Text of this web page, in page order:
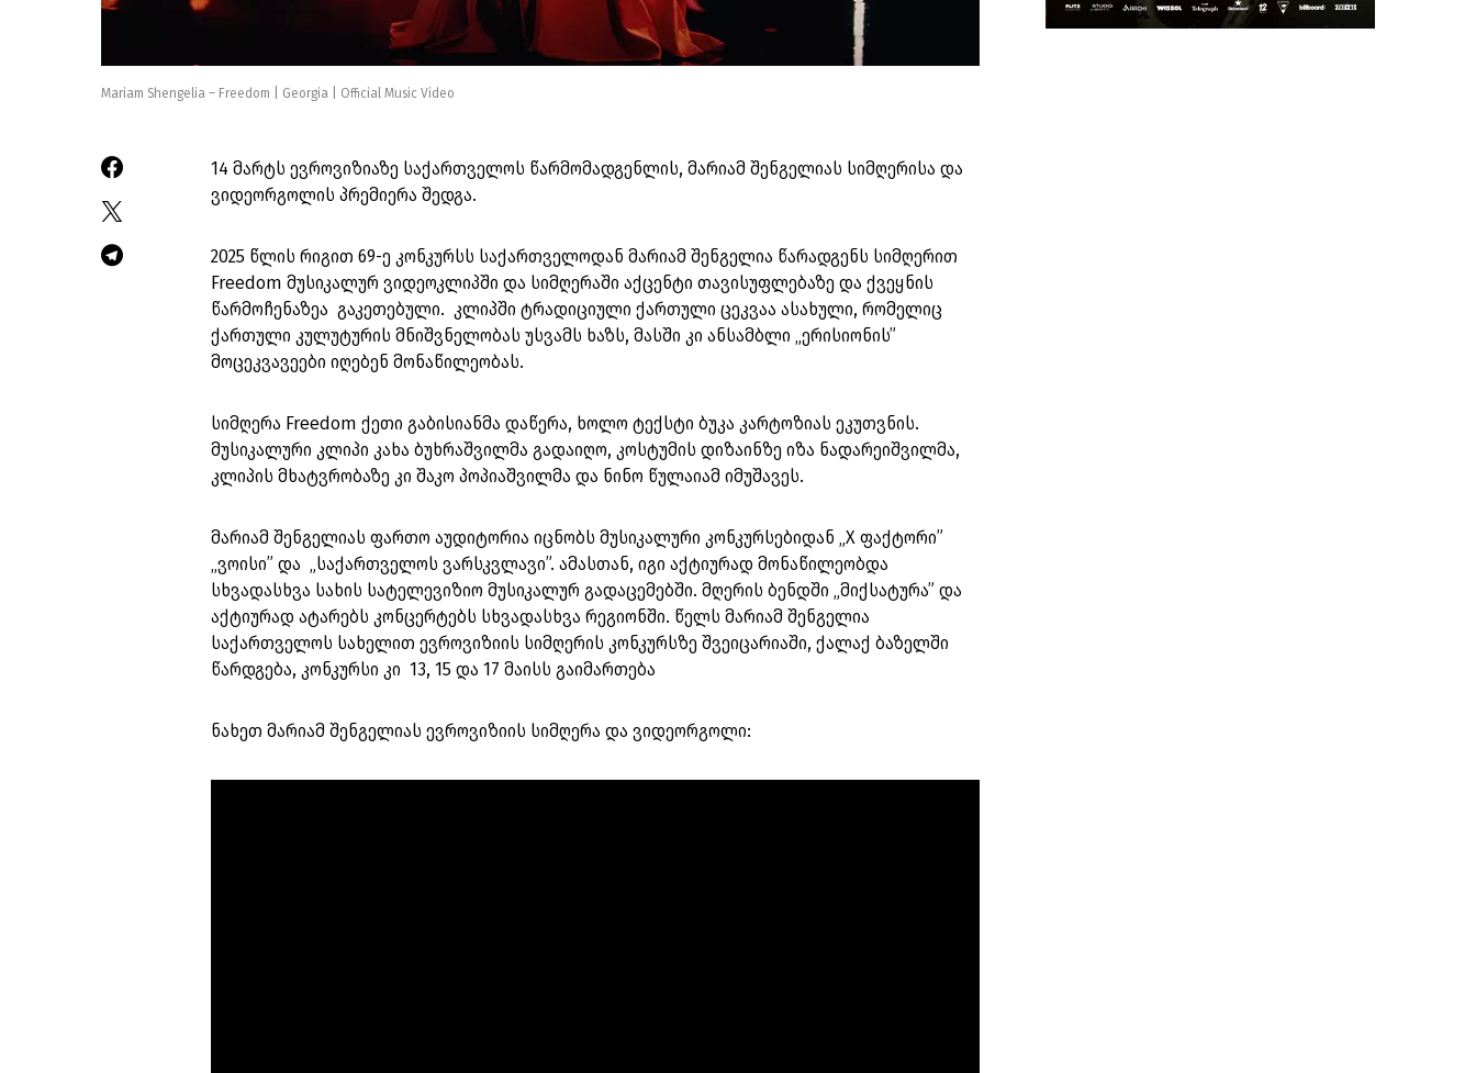
Mariam Shengelia – Freedom | Georgia | Official Music Video
14 მარტს ევროვიზიაზე საქართველოს წარმომადგენლის, მარიამ შენგელიას სიმღერისა და
ვიდეორგოლის პრემიერა შედგა.
2025 წლის რიგით 69-ე კონკურსს საქართველოდან მარიამ შენგელია წარადგენს სიმღერით
Freedom მუსიკალურ ვიდეოკლიპში და სიმღერაში აქცენტი თავისუფლებაზე და ქვეყნის
წარმოჩენაზეა გაკეთებული. კლიპში ტრადიციული ქართული ცეკვაა ასახული, რომელიც
ქართული კულუტურის მნიშვნელობას უსვამს ხაზს, მასში კი ანსამბლი „ერისიონის”
მოცეკვავეები იღებენ მონაწილეობას.
სიმღერა Freedom ქეთი გაბისიანმა დაწერა, ხოლო ტექსტი ბუკა კარტოზიას ეკუთვნის.
მუსიკალური კლიპი კახა ბუხრაშვილმა გადაიღო, კოსტუმის დიზაინზე იზა ნადარეიშვილმა,
კლიპის მხატვრობაზე კი შაკო პოპიაშვილმა და ნინო წულაიამ იმუშავეს.
მარიამ შენგელიას ფართო აუდიტორია იცნობს მუსიკალური კონკურსებიდან „X ფაქტორი”
„ვოისი” და „საქართველოს ვარსკვლავი”. ამასთან, იგი აქტიურად მონაწილეობდა
სხვადასხვა სახის სატელევიზიო მუსიკალურ გადაცემებში. მღერის ბენდში „მიქსატურა” და
აქტიურად ატარებს კონცერტებს სხვადასხვა რეგიონში. წელს მარიამ შენგელია
საქართველოს სახელით ევროვიზიის სიმღერის კონკურსზე შვეიცარიაში, ქალაქ ბაზელში
წარდგება, კონკურსი კი 13, 15 და 17 მაისს გაიმართება
ნახეთ მარიამ შენგელიას ევროვიზიის სიმღერა და ვიდეორგოლი: